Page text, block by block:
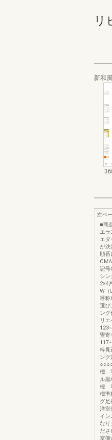
リ
新和
左ペ
■商
エ
エダ
が決
順
記号
シ
2×4
W（
呼称
選び
ング
リ
畳寄
枠見
ング
標
ル
標
標
グ足
洋室
イ
なり
だ
室側